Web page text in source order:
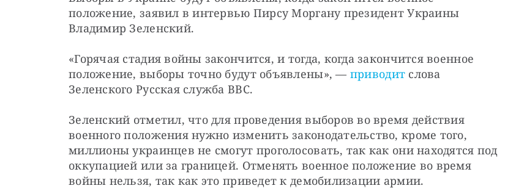
положение, заявил в интервью Пирсу Моргану президент Украины
Владимир Зеленский.
«Горячая стадия войны закончится, и тогда, когда закончится военное
положение, выборы точно будут объявлены», — приводит слова
Зеленского Русская служба BBC.
Зеленский отметил, что для проведения выборов во время действия
военного положения нужно изменить законодательство, кроме того,
миллионы украинцев не смогут проголосовать, так как они находятся под
оккупацией или за границей. Отменять военное положение во время
войны нельзя, так как это приведет к демобилизации армии.